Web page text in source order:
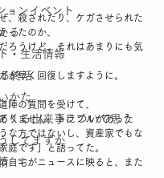
ョンイベント
る
・生活情報
終活
かた
くる出来事について思う
してますか
、殺されたり、ケガさせられた
ったのか、
ろうけど、それはあまりにも気
が早く回復しますように。
陣の質問を受けて、
りません、トラブルがあった
な方ではないし、資産家でもな
庭です」と語ってた。
自宅がニュースに映ると、また